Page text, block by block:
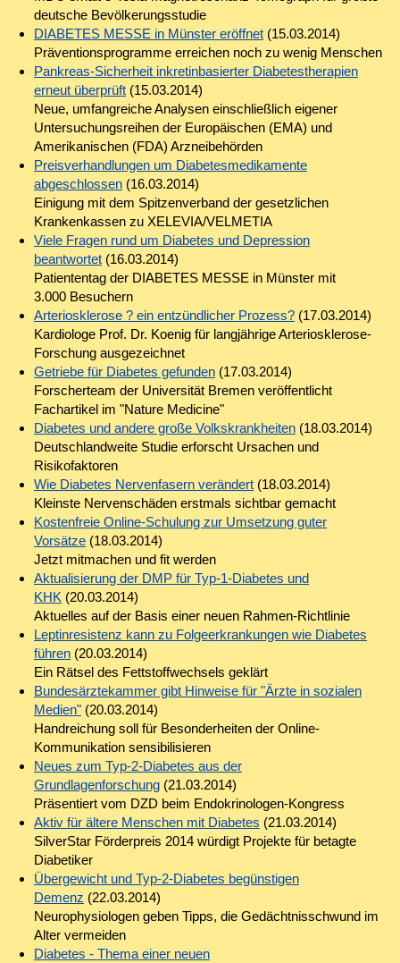
deutsche Bevölkerungsstudie
DIABETES MESSE in Münster eröffnet(15.03.2014)
Präventionsprogramme erreichen noch zu wenig Menschen
Pankreas-Sicherheit inkretinbasierter Diabetestherapien
erneut überprüft(15.03.2014)
Neue, umfangreiche Analysen einschließlich eigener
Untersuchungsreihen der Europäischen (EMA) und
Amerikanischen (FDA) Arzneibehörden
Preisverhandlungen um Diabetesmedikamente
abgeschlossen(16.03.2014)
Einigung mit dem Spitzenverband der gesetzlichen
Krankenkassen zu XELEVIA/VELMETIA
Viele Fragen rund um Diabetes und Depression
beantwortet(16.03.2014)
Patiententag der DIABETES MESSE in Münster mit
3.000 Besuchern
Arteriosklerose ? ein entzündlicher Prozess?(17.03.2014)
Kardiologe Prof. Dr. Koenig für langjährige Arteriosklerose-
Forschung ausgezeichnet
Getriebe für Diabetes gefunden(17.03.2014)
Forscherteam der Universität Bremen veröffentlicht
Fachartikel im "Nature Medicine"
Diabetes und andere große Volkskrankheiten(18.03.2014)
Deutschlandweite Studie erforscht Ursachen und
Risikofaktoren
Wie Diabetes Nervenfasern verändert(18.03.2014)
Kleinste Nervenschäden erstmals sichtbar gemacht
Kostenfreie Online-Schulung zur Umsetzung guter
Vorsätze(18.03.2014)
Jetzt mitmachen und fit werden
Aktualisierung der DMP für Typ-1-Diabetes und
KHK (20.03.2014)
Aktuelles auf der Basis einer neuen Rahmen-Richtlinie
Leptinresistenz kann zu Folgeerkrankungen wie Diabetes
führen(20.03.2014)
Ein Rätsel des Fettstoffwechsels geklärt
Bundesärztekammer gibt Hinweise für "Ärzte in sozialen
Medien"(20.03.2014)
Handreichung soll für Besonderheiten der Online-
Kommunikation sensibilisieren
Neues zum Typ-2-Diabetes aus der
Grundlagenforschung(21.03.2014)
Präsentiert vom DZD beim Endokrinologen-Kongress
Aktiv für ältere Menschen mit Diabetes (21.03.2014)
SilverStar Förderpreis 2014 würdigt Projekte für betagte
Diabetiker
Übergewicht und Typ-2-Diabetes begünstigen
Demenz (22.03.2014)
Neurophysiologen geben Tipps, die Gedächtnisschwund im
Alter vermeiden
Diabetes - Thema einer neuen